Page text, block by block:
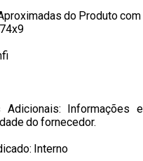
do Produto com
Adicionais: Informações
do fornecedor.
Interno